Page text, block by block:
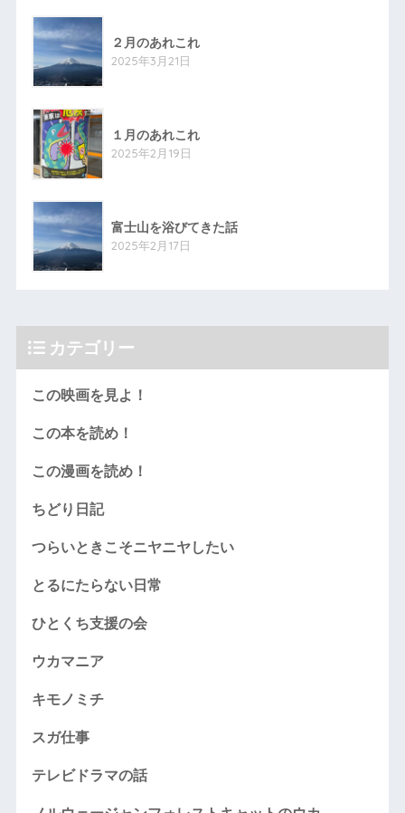
２月のあれこれ
2025年3月21日
１月のあれこれ
2025年2月19日
富士山を浴びてきた話
2025年2月17日
カテゴリー
この映画を見よ！
この本を読め！
この漫画を読め！
ちどり日記
つらいときこそニヤニヤしたい
とるにたらない日常
ひとくち支援の会
ウカマニア
キモノミチ
スガ仕事
テレビドラマの話